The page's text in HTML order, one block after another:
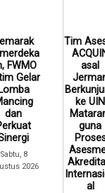
FWMO
Gelar
Lomba
dan
Sabtu, 8
2026
Tim
asal
ke UIN
guna
al